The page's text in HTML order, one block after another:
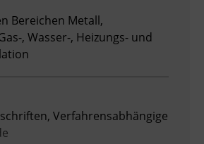
Bereichen Metall,
, Wasser-, Heizungs- und
Verfahrensabhängige